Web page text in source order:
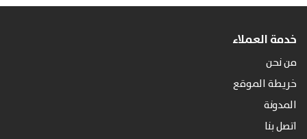
خدمة العملاء
من نحن
خريطة الموقع
المدونة
اتصل بنا